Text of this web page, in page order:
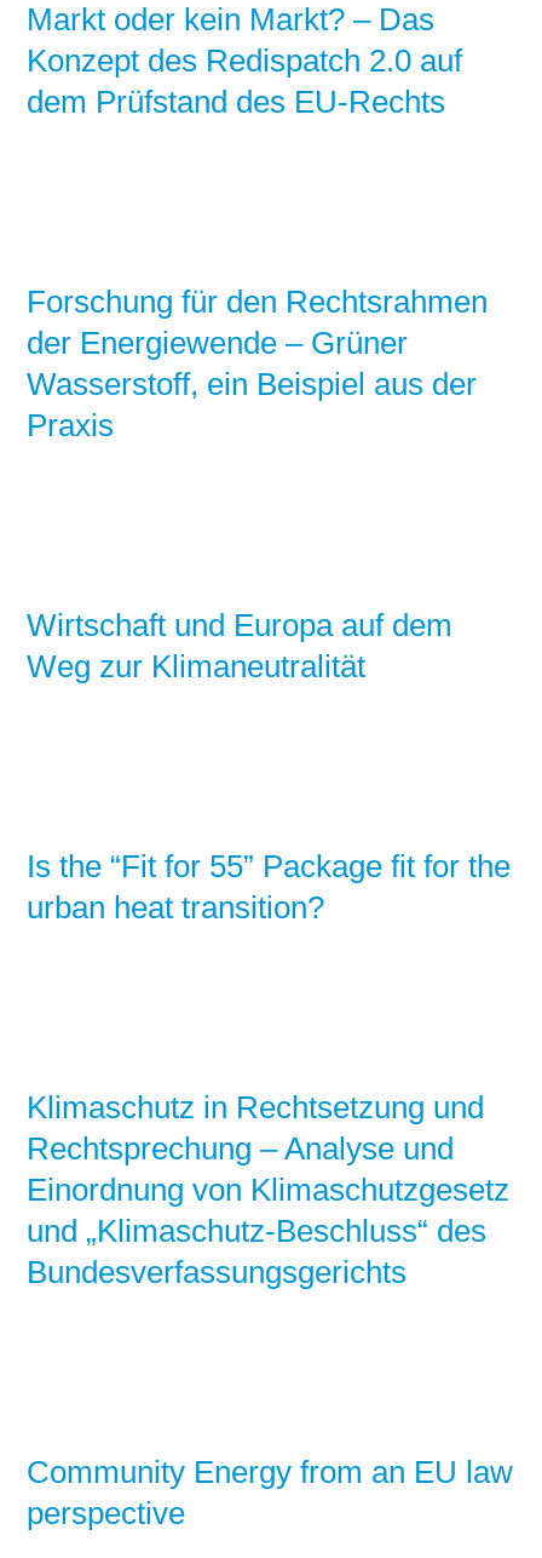
Markt oder kein Markt? – Das
Konzept des Redispatch 2.0 auf
dem Prüfstand des EU-Rechts
Forschung für den Rechtsrahmen
der Energiewende – Grüner
Wasserstoff, ein Beispiel aus der
Praxis
Wirtschaft und Europa auf dem
Weg zur Klimaneutralität
Is the “Fit for 55” Package fit for the
urban heat transition?
Klimaschutz in Rechtsetzung und
Rechtsprechung – Analyse und
Einordnung von Klimaschutzgesetz
und „Klimaschutz-Beschluss“ des
Bundesverfassungsgerichts
Community Energy from an EU law
perspective